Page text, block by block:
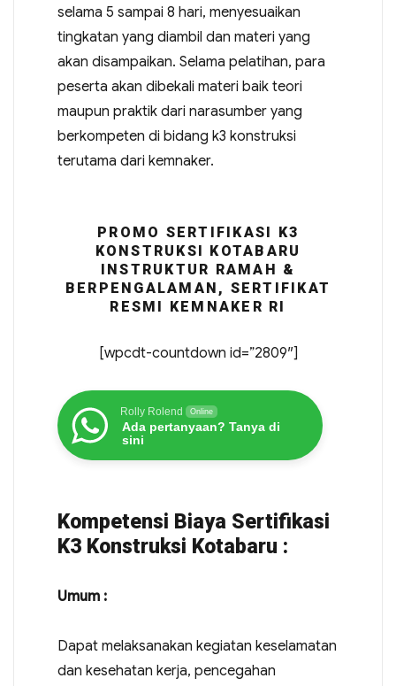
selama 5 sampai 8 hari, menyesuaikan
tingkatan yang diambil dan materi yang
akan disampaikan. Selama pelatihan, para
peserta akan dibekali materi baik teori
maupun praktik dari narasumber yang
berkompeten di bidang k3 konstruksi
terutama dari kemnaker.
PROMO SERTIFIKASI K3
KONSTRUKSI KOTABARU
INSTRUKTUR RAMAH &
BERPENGALAMAN, SERTIFIKAT
RESMI KEMNAKER RI
[wpcdt-countdown id=”2809″]
Rolly Rolend Online
Ada pertanyaan? Tanya di
sini
Kompetensi Biaya Sertifikasi
K3 Konstruksi Kotabaru :
Umum :
Dapat melaksanakan kegiatan keselamatan
dan kesehatan kerja, pencegahan